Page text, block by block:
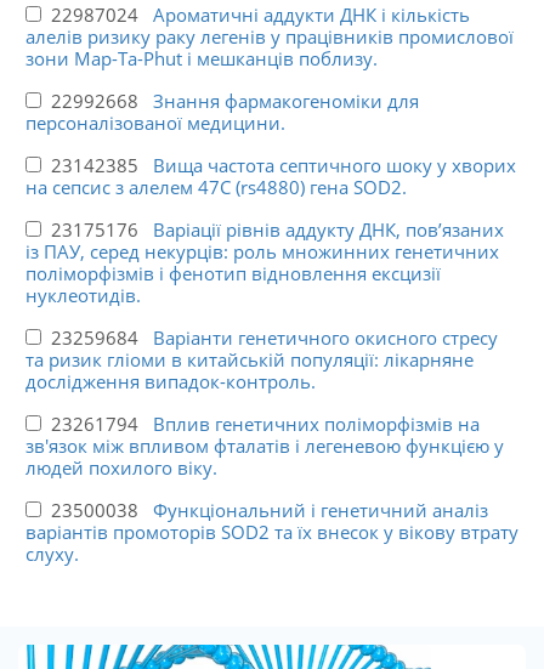
22987024 Ароматичні аддукти ДНК і кількість
алелів ризику раку легенів у працівників промислової
зони Map-Ta-Phut і мешканців поблизу.
22992668 Знання фармакогеноміки для
персоналізованої медицини.
23142385 Вища частота септичного шоку у хворих
на сепсис з алелем 47C (rs4880) гена SOD2.
23175176 Варіації рівнів аддукту ДНК, пов’язаних
із ПАУ, серед некурців: роль множинних генетичних
поліморфізмів і фенотип відновлення ексцизії
нуклеотидів.
23259684 Варіанти генетичного окисного стресу
та ризик гліоми в китайській популяції: лікарняне
дослідження випадок-контроль.
23261794 Вплив генетичних поліморфізмів на
зв'язок між впливом фталатів і легеневою функцією у
людей похилого віку.
23500038 Функціональний і генетичний аналіз
варіантів промоторів SOD2 та їх внесок у вікову втрату
слуху.